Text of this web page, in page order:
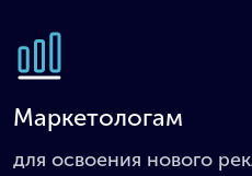
Маркетологам
для освоения нового